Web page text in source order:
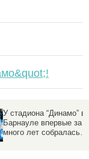
У стадиона “Динамо” в
Барнауле впервые за
много лет собралась